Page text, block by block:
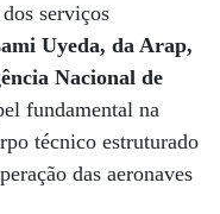
serviços
Uyeda, da Arap,
Nacional de
fundamental na
técnico estruturado
das aeronaves